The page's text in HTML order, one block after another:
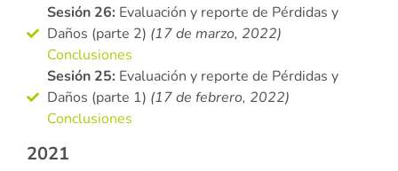
Sesión 26: Evaluación y reporte de Pérdidas y
Daños (parte 2) (17 de marzo, 2022)
Conclusiones
Sesión 25: Evaluación y reporte de Pérdidas y
Daños (parte 1) (17 de febrero, 2022)
Conclusiones
2021